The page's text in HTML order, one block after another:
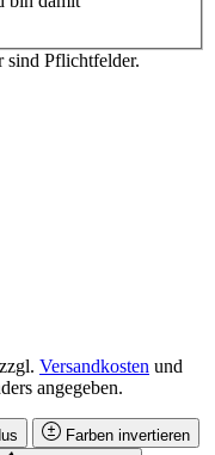
sind Pflichtfelder.
Versandkosten und
angegeben.
Farben invertieren